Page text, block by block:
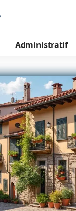
Administratif